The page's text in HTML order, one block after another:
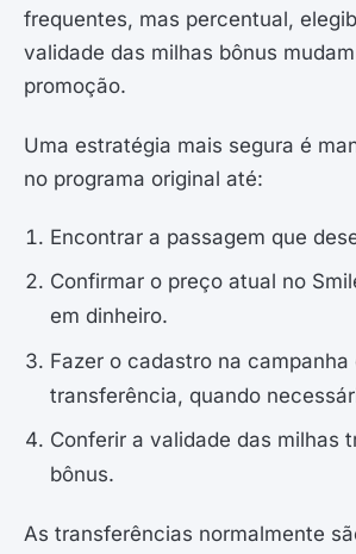
frequentes, mas percentual,
validade das milhas bônus
promoção.
Uma estratégia mais segura é
no programa original até:
Encontrar a passagem que
Confirmar o preço atual no
em dinheiro.
Fazer o cadastro na campanha
transferência, quando
Conferir a validade das milhas
bônus.
As transferências normalmente